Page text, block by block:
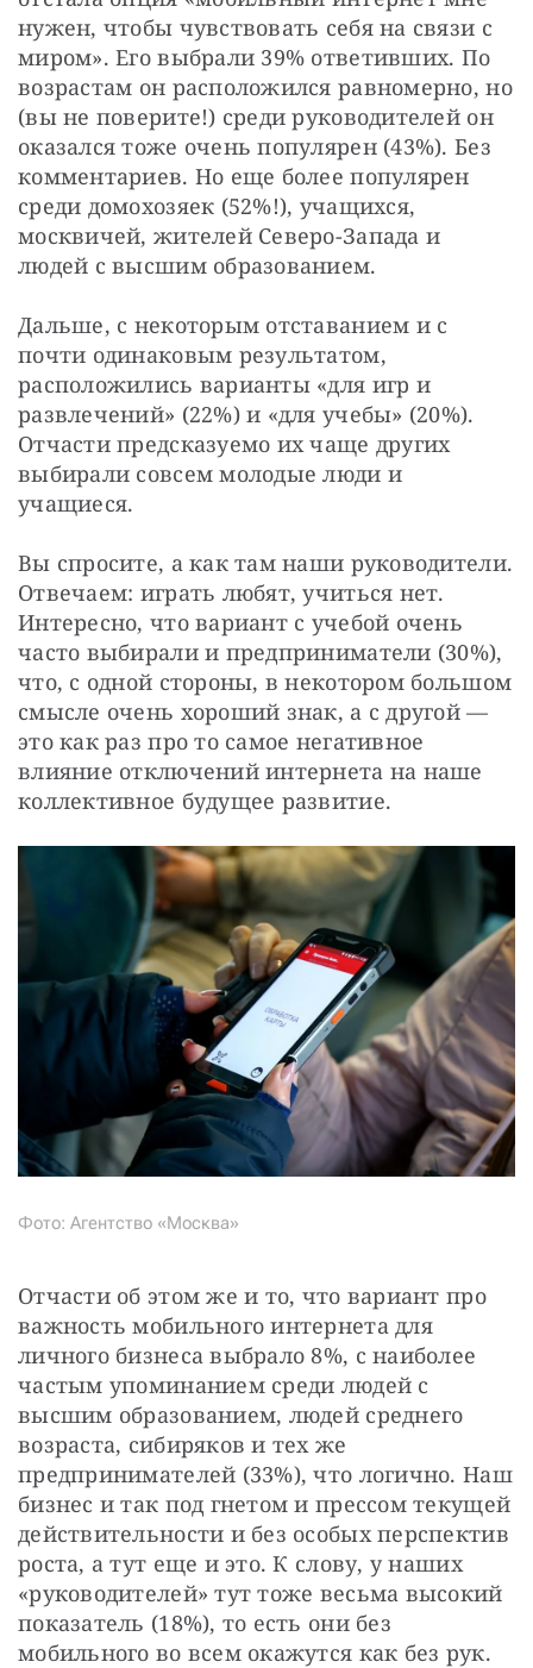
нужен, чтобы чувствовать себя на связи с
миром». Его выбрали 39% ответивших. По
возрастам он расположился равномерно, но
(вы не поверите!) среди руководителей он
оказался тоже очень популярен (43%). Без
комментариев. Но еще более популярен
среди домохозяек (52%!), учащихся,
москвичей, жителей Северо-Запада и
людей с высшим образованием.
Дальше, с некоторым отставанием и с
почти одинаковым результатом,
расположились варианты «для игр и
развлечений» (22%) и «для учебы» (20%).
Отчасти предсказуемо их чаще других
выбирали совсем молодые люди и
учащиеся.
Вы спросите, а как там наши руководители.
Отвечаем: играть любят, учиться нет.
Интересно, что вариант с учебой очень
часто выбирали и предприниматели (30%),
что, с одной стороны, в некотором большом
смысле очень хороший знак, а с другой —
это как раз про то самое негативное
влияние отключений интернета на наше
коллективное будущее развитие.
Фото: Агентство «Москва»
Отчасти об этом же и то, что вариант про
важность мобильного интернета для
личного бизнеса выбрало 8%, с наиболее
частым упоминанием среди людей с
высшим образованием, людей среднего
возраста, сибиряков и тех же
предпринимателей (33%), что логично. Наш
бизнес и так под гнетом и прессом текущей
действительности и без особых перспектив
роста, а тут еще и это. К слову, у наших
«руководителей» тут тоже весьма высокий
показатель (18%), то есть они без
мобильного во всем окажутся как без рук.